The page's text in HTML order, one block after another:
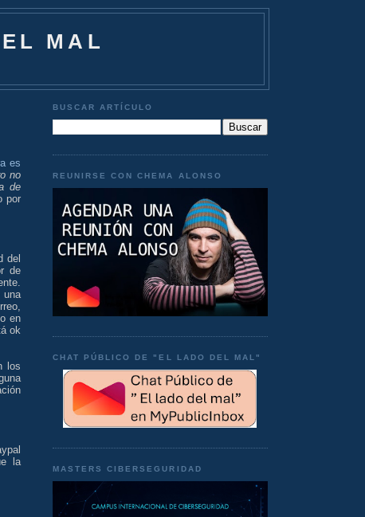
MAL
es
no
de
por
del
de
una
en
ok
los
la
BUSCAR ARTÍCULO
REUNIRSE CON CHEMA ALONSO
CHAT PÚBLICO DE "EL LADO DEL MAL"
MASTERS CIBERSEGURIDAD